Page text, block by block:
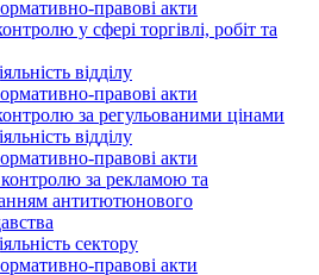
правові акти
у сфері торгівлі, робіт та
відділу
правові акти
за регульованими цінами
відділу
правові акти
за рекламою та
антитютюнового
сектору
правові акти